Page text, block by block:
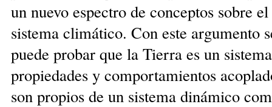
un nuevo espectro de conceptos sobre el
sistema climático. Con este argumento
puede probar que la Tierra es un
propiedades y comportamientos
son pro­pios de un sistema dinámico